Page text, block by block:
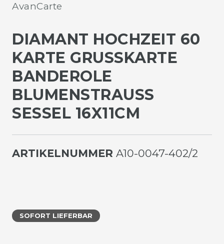
AvanCarte
DIAMANT HOCHZEIT 60
KARTE GRUSSKARTE B
ANDEROLE B
LUMENSTRAUSS SE
SSEL 16X11CM
ARTIKELNUMMER A10-0047-402/2
SOFORT LIEFERBAR